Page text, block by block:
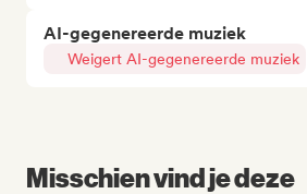
AI-gegenereerde muziek
Weigert AI-gegenereerde muziek
Misschien vind je deze